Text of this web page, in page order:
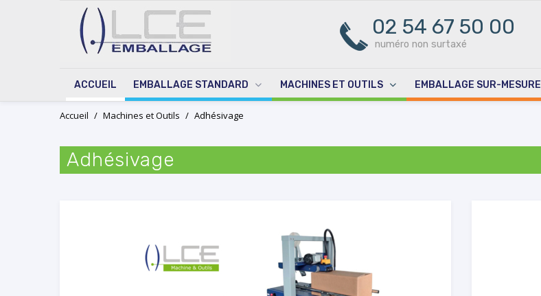
02 54 67 50 00
numéro non surtaxé
ACCUEIL EMBALLAGE STANDARD MACHINES ET OUTILS EMBALLAGE SUR-MESURE
Skip
Accueil / Machines et Outils / Adhésivage
Adhésivage